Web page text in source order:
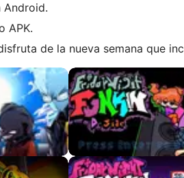
Android.
APK.
de la nueva semana que
FNF D-Sides APK